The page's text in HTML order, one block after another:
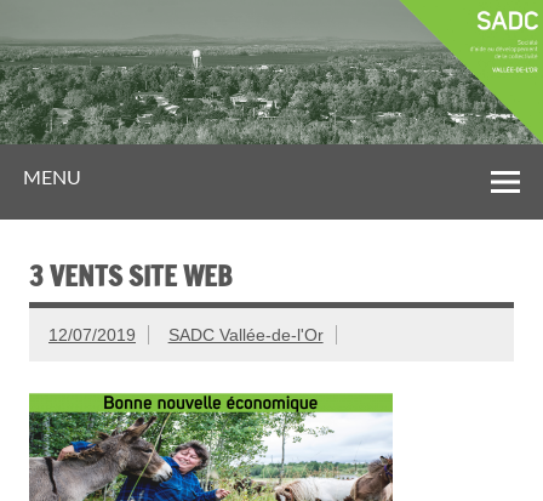
MENU
3 VENTS SITE WEB
12/07/2019 SADC Vallée-de-l'Or